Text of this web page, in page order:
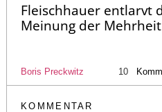
Fleischhauer entlarvt
Meinung der Mehrheit
Boris Preckwitz 10
KOMMENTAR